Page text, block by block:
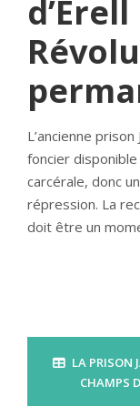
L’ancienne
foncier disponible
carcérale, donc
répression. La
doit être un
LA PRISON
CHAMPS